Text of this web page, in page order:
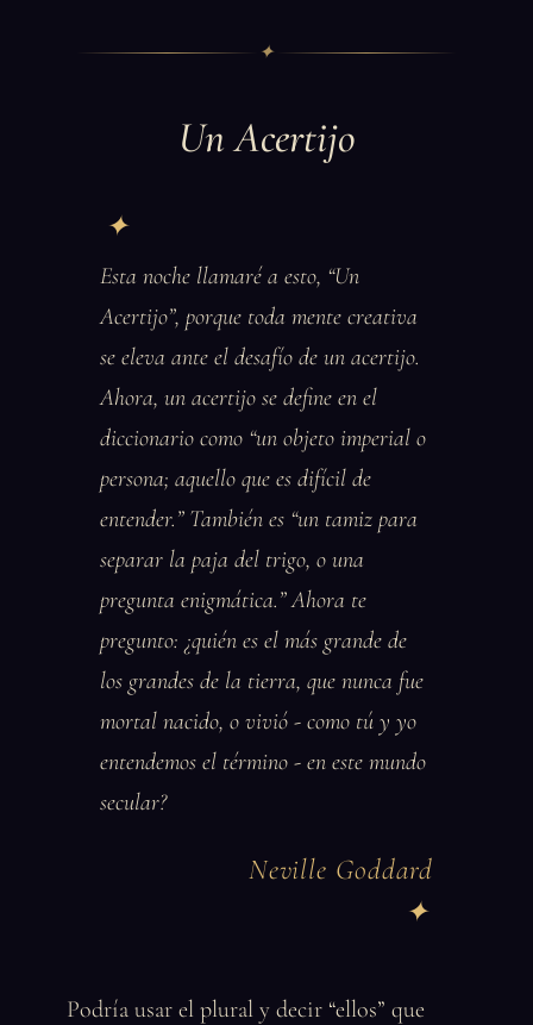
✦
Un Acertijo
Esta noche llamaré a esto, “Un
Acertijo”, porque toda mente creativa
se eleva ante el desafío de un acertijo.
Ahora, un acertijo se define en el
diccionario como “un objeto imperial o
persona; aquello que es difícil de
entender.” También es “un tamiz para
separar la paja del trigo, o una
pregunta enigmática.” Ahora te
pregunto: ¿quién es el más grande de
los grandes de la tierra, que nunca fue
mortal nacido, o vivió - como tú y yo
entendemos el término - en este mundo
secular?
Neville Goddard
Podría usar el plural y decir “ellos” que